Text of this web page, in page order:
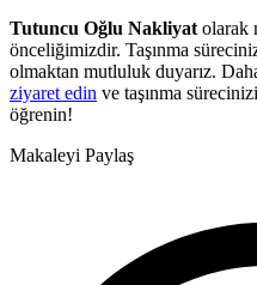
Tutuncu Oğlu Nakliyat olarak
önceliğimizdir. Taşınma
olmaktan mutluluk duyarız.
ziyaret edin ve taşınma
öğrenin!
Makaleyi Paylaş